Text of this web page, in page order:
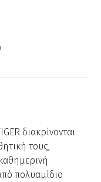
διακρίνονται
τους,
πολυαμίδιο